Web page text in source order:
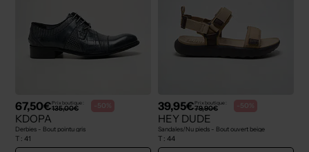
67,50€Prix boutique :
135,00€ -50%
KDOPA
Derbies - Bout pointu gris
T : 41
39,95€Prix boutique :
79,90€ -50%
HEY DUDE
Sandales/Nu pieds - Bout ouvert beige
T : 44